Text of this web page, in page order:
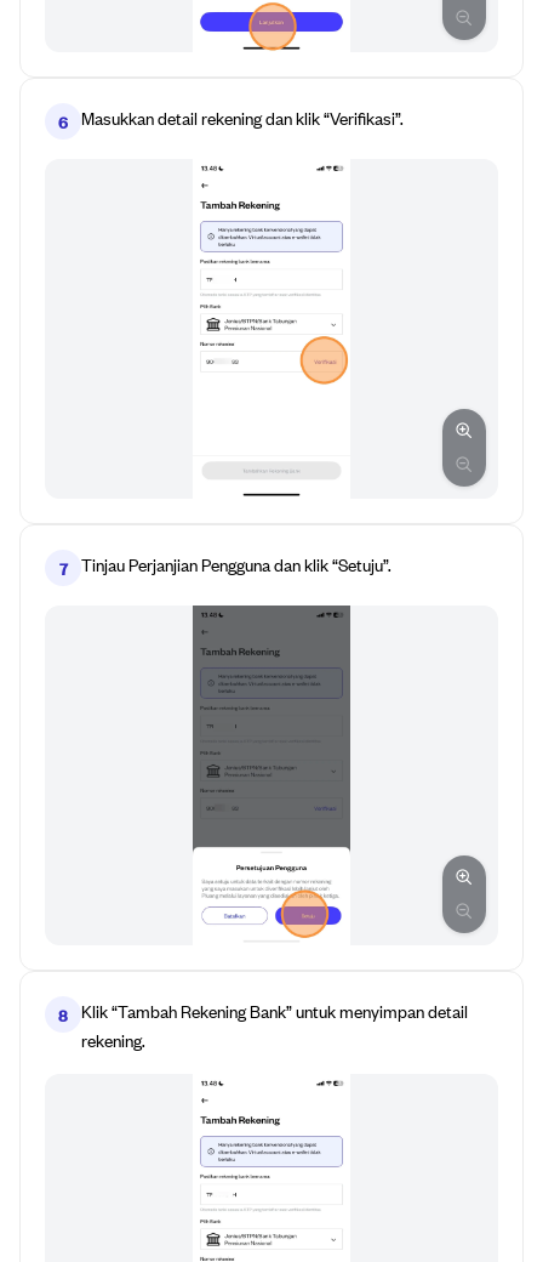
6 Masukkan detail rekening dan klik “Verifikasi”.
7 Tinjau Perjanjian Pengguna dan klik “Setuju”.
8 Klik “Tambah Rekening Bank” untuk menyimpan detail
rekening.